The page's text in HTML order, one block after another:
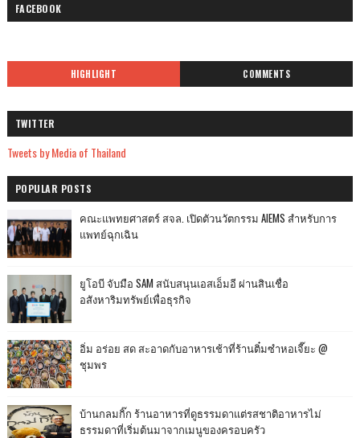
FACEBOOK
HIGHLIGHT COMMENTS
TWITTER
Tweets by Media of Thailand
POPULAR POSTS
คณะแพทยศาสตร์ สจล. เปิดตัวนวัตกรรม AIEMS สำหรับการ
แพทย์ฉุกเฉิน
ยูโอบี จับมือ SAM สนับสนุนเอสเอ็มอี ผ่านสินเชื่อ
อสังหาริมทรัพย์เพื่อธุรกิจ
อิ่ม อร่อย สด สะอาดกับอาหารเช้าที่ร้านติ๋มซำหอเจี๊ยะ @
ชุมพร
บ้านกลมกิ๊ก ร้านอาหารที่ดูธรรมดาแต่รสชาติอาหารไม่
ธรรมดาที่เริ่มต้นมาจากเมนูของครอบครัว